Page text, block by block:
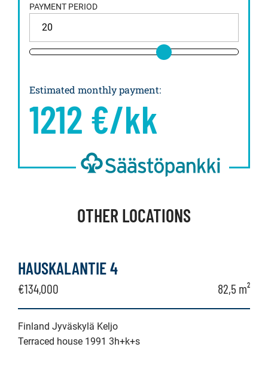
PAYMENT PERIOD
Estimated monthly payment:
1212 €/kk
OTHER LOCATIONS
HAUSKALANTIE 4
€134,000 82,5 m²
Finland Jyväskylä Keljo
Terraced house 1991 3h+k+s